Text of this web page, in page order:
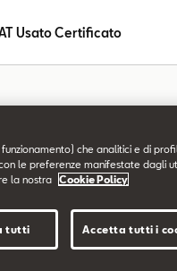
Usato Certificato
che analitici e di
le preferenze manifestate dagli
la nostra
Cookie Policy
tutti Accetta tutti i